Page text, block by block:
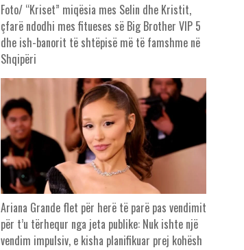
Foto/ “Kriset” miqësia mes Selin dhe Kristit,
çfarë ndodhi mes fitueses së Big Brother VIP 5
dhe ish-banorit të shtëpisë më të famshme në
Shqipëri
Ariana Grande flet për herë të parë pas vendimit
për t’u tërhequr nga jeta publike: Nuk ishte një
vendim impulsiv, e kisha planifikuar prej kohësh